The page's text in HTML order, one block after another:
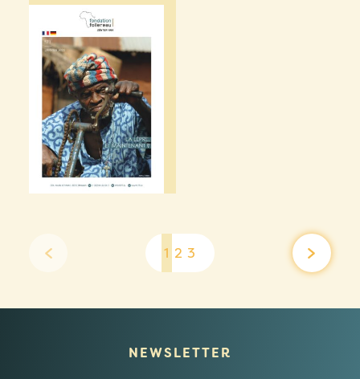
1 2 3
NEWSLETTER